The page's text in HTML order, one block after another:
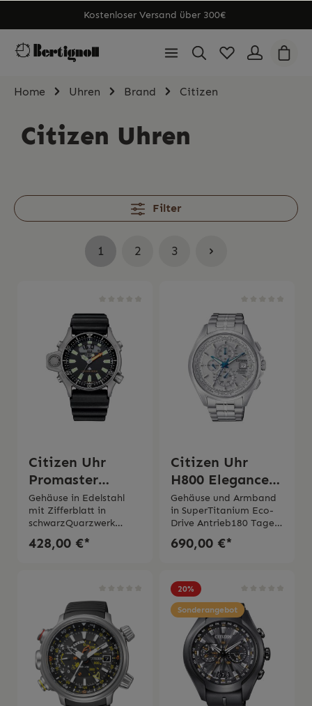
Kostenloser Versand über 300€
Home Uhren Brand Citizen
Citizen Uhren
Filter
1 2 3
Citizen Uhr
Promaster
Aqualand
Gehäuse in Edelstahl
mit Zifferblatt in
schwarzQuarzwerk
Kal.C520 analog digital
mit SensorFunktionen
Wasserdichtigkeit 20
bar 2 Jahre Garantie
428,00 €*
Citizen Uhr
H800 Elegance
Titanium
AT8130-56A
Gehäuse und Armband
in SuperTitanium Eco-
Drive Antrieb180 Tage
Gangreserve Chronogra
ph,
Uhr wir mit Originaler
Schachtel und originaler
Bedienungsanleitung
geliefert.
690,00 €*
20%
Sonderangebot